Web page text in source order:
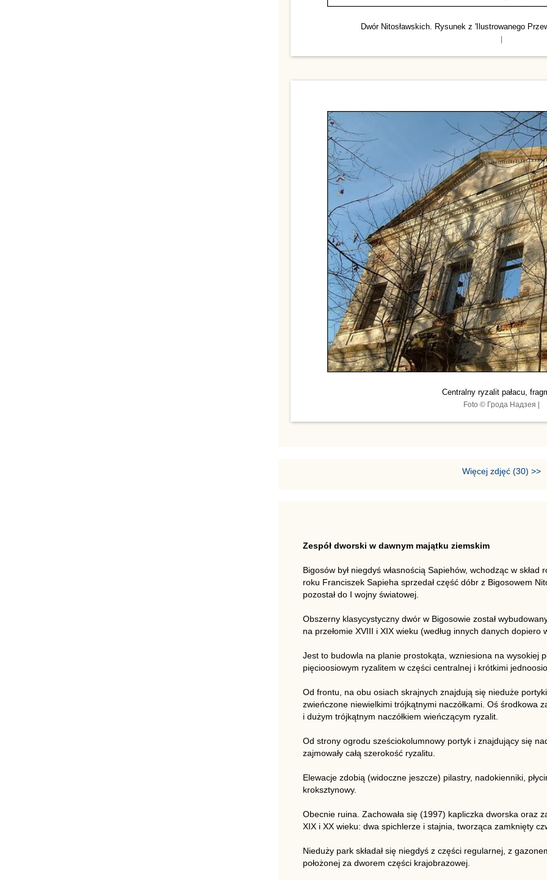
Dwór Nitosławskich. Rysunek z 'Ilustrowanego
Centralny ryzalit pałacu,
Foto © Грода Надзея |
Więcej zdjęć (30) >>
Zespół dworski w dawnym majątku ziemskim
Bigosów był niegdyś własnością Sapiehów, wchodząc w skład
roku Franciszek Sapieha sprzedał część dóbr z Bigosowem
pozostał do I wojny światowej.
Obszerny klasycystyczny dwór w Bigosowie został
na przełomie XVIII i XIX wieku (według innych danych dopiero
Jest to budowla na planie prostokąta, wzniesiona na wysokiej
pięcioosiowym ryzalitem w części centralnej i krótkimi
Od frontu, na obu osiach skrajnych znajdują się nieduże
zwieńczone niewielkimi trójkątnymi naczółkami. Oś środkowa
i dużym trójkątnym naczółkiem wieńczącym ryzalit.
Od strony ogrodu sześciokolumnowy portyk i znajdujący się
zajmowały całą szerokość ryzalitu.
Elewacje zdobią (widoczne jeszcze) pilastry, nadokienniki,
kroksztynowy.
Obecnie ruina. Zachowała się (1997) kapliczka dworska oraz
XIX i XX wieku: dwa spichlerze i stajnia, tworząca zamknięty
Nieduży park składał się niegdyś z części regularnej, z
położonej za dworem części krajobrazowej.